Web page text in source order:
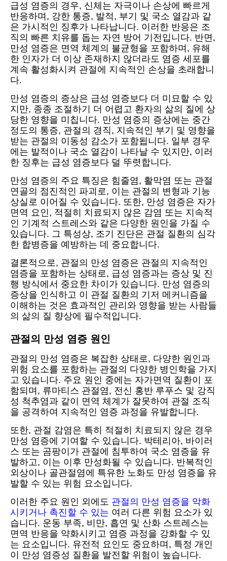
급성 염증의 경우, 신체는 자극이나 손상에 빠르게
반응하며, 강한 통증, 발적, 부기 및 국소 열감과 같
은 가시적인 징후가 나타납니다. 이러한 반응은 조
직의 빠른 치유를 돕는 자연 방어 기전입니다. 반면,
만성 염증은 면역 체계의 불균형을 포함하며, 유해
한 인자가 더 이상 존재하지 않더라도 염증 세포를
계속 활성화시켜 관절에 지속적인 손상을 초래합니
다.
만성 염증의 증상은 급성 염증보다 더 미묘할 수 있
지만, 종종 조절하기 더 어렵고 환자의 삶의 질에 상
당한 영향을 미칩니다. 만성 염증의 증상에는 중간
정도의 통증, 관절의 경직, 지속적인 부기 및 영향을
받는 관절의 이동성 감소가 포함됩니다. 일부 경우
에는 발적이나 국소 열감이 나타날 수 있지만, 이러
한 징후는 급성 염증보다 덜 뚜렷합니다.
만성 염증의 주요 특징은 힘줄염, 활막염 또는 관절
연골의 점진적인 파괴로, 이는 관절의 변형과 기능
상실로 이어질 수 있습니다. 또한, 만성 염증은 자가
면역 요인, 적절히 치료되지 않은 감염 또는 지속적
인 기계적 스트레스와 같은 다양한 원인을 가질 수
있습니다. 그 특성상, 조기 진단은 관절 질환의 심각
한 합병증을 예방하는 데 중요합니다.
결론적으로, 관절의 만성 염증은 관절의 지속적인
염증을 포함하는 상태로, 급성 염증과는 증상 및 진
행 방식에서 중요한 차이가 있습니다. 만성 염증의
증상을 인식하고 이 관절 질환의 기저 메커니즘을
이해하는 것은 효과적인 관리와 영향을 받는 사람들
의 삶의 질 향상에 필수적입니다.
관절의 만성 염증 원인
관절의 만성 염증은 복잡한 상태로, 다양한 원인과
위험 요소를 포함하는 관절의 다양한 병인학을 가지
고 있습니다. 주요 원인 중에는 자가면역 질환이 포
함되며, 류마티스 관절염, 전신 홍반 루푸스 및 강직
성 척추염과 같이 면역 체계가 잘못하여 관절 조직
을 공격하여 지속적인 염증 과정을 유발합니다.
또한, 관절 감염은 특히 적절히 치료되지 않은 경우
만성 염증에 기여할 수 있습니다. 박테리아, 바이러
스 또는 곰팡이가 관절에 침투하여 국소 염증을 유
발하고, 이는 이후 만성화될 수 있습니다. 반복적인
외상이나 골관절염에 특유한 노화도 만성 염증을 유
발할 수 있는 위험 요소입니다.
이러한 주요 원인 외에도 관절의 만성 염증을 악화
시키거나 촉진할 수 있는 여러 다른 위험 요소가 있
습니다. 운동 부족, 비만, 흡연 및 산화 스트레스는
면역 반응을 약화시키고 염증 과정을 강화할 수 있
는 요소입니다. 유전적 요인도 중요하며, 특정 개인
이 만성 염증성 질환을 발전할 위험이 높습니다.